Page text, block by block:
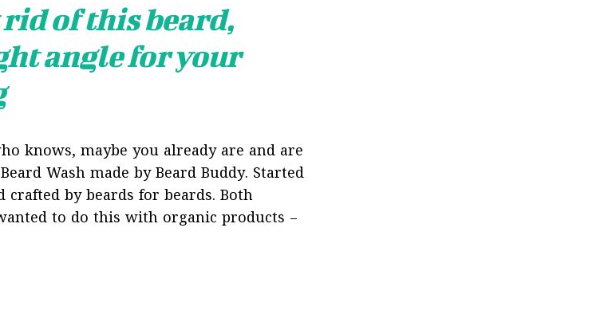
of this beard,
angle for your
knows, maybe you already are and are
Wash made by Beard Buddy. Started
by beards for beards. Both
to do this with organic products –